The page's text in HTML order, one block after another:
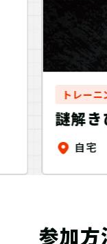
トレー
謎解き
【制
自宅
参加方